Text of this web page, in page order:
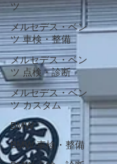
ツ
メルセデス・ベン
ツ 車検・整備
メルセデス・ベン
ツ 点検・診断
メルセデス・ベン
ツ カスタム
BMW
BMW 車検・整備